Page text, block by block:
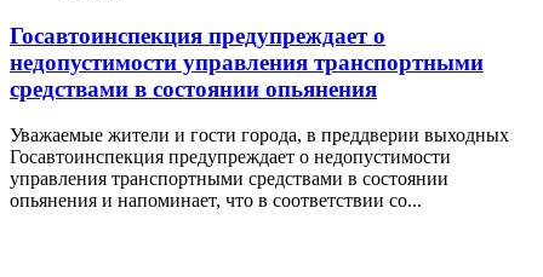
Госавтоинспекция предупреждает о
недопустимости управления транспортными
средствами в состоянии опьянения
Уважаемые жители и гости города, в преддверии выходных
Госавтоинспекция предупреждает о недопустимости
управления транспортными средствами в состоянии
опьянения и напоминает, что в соответствии со...